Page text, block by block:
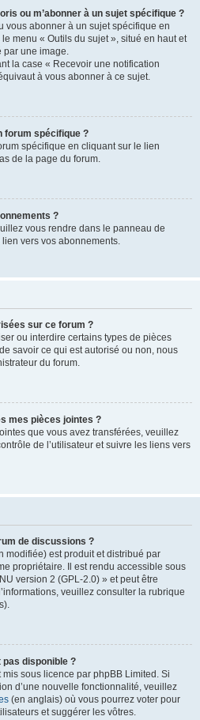
ou m’abonner à un sujet spécifique ?
vous abonner à un sujet spécifique en
menu « Outils du sujet », situé en haut et
par une image.
la case « Recevoir une notification
à vous abonner à ce sujet.
forum spécifique ?
spécifique en cliquant sur le lien
de la page du forum.
?
vous rendre dans le panneau de
vers vos abonnements.
sur ce forum ?
ou interdire certains types de pièces
savoir ce qui est autorisé ou non, nous
du forum.
mes pièces jointes ?
que vous avez transférées, veuillez
de l’utilisateur et suivre les liens vers
de discussions ?
modifiée) est produit et distribué par
propriétaire. Il est rendu accessible sous
version 2 (GPL-2.0) » et peut être
veuillez consulter la rubrique
pas disponible ?
sous licence par phpBB Limited. Si
d’une nouvelle fonctionnalité, veuillez
(en anglais) où vous pourrez voter pour
et suggérer les vôtres.